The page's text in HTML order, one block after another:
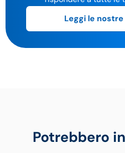
Leggi le nostre
Potrebbero